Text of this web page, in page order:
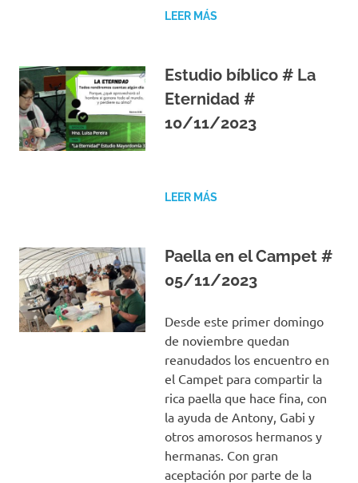
LEER MÁS
Estudio bíblico # La
Eternidad #
10/11/2023
LEER MÁS
Paella en el Campet #
05/11/2023
Desde este primer domingo
de noviembre quedan
reanudados los encuentro en
el Campet para compartir la
rica paella que hace fina, con
la ayuda de Antony, Gabi y
otros amorosos hermanos y
hermanas. Con gran
aceptación por parte de la